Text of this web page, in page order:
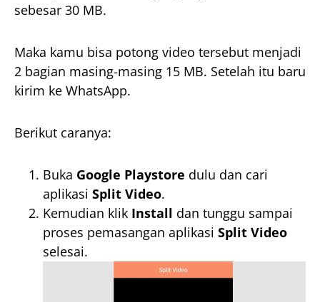
sebesar 30 MB.
Maka kamu bisa potong video tersebut menjadi
2 bagian masing-masing 15 MB. Setelah itu baru
kirim ke WhatsApp.
Berikut caranya:
Buka Google Playstore dulu dan cari
aplikasi Split Video.
Kemudian klik Install dan tunggu sampai
proses pemasangan aplikasi Split Video
selesai.